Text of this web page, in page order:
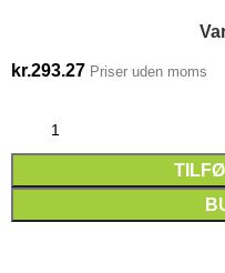
kr.293.27 Priser uden moms